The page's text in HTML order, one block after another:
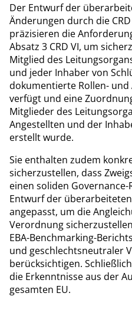
Der Entwurf der
Änderungen durch die
präzisieren die
Absatz 3 CRD VI, um
Mitglied des
und jeder Inhaber von
dokumentierte Rollen-
verfügt und eine
Mitglieder des
Angestellten und der
erstellt wurde.
Sie enthalten zudem
sicherzustellen, dass
einen soliden
Entwurf der
angepasst, um die
Verordnung
EBA-Benchmarking-
und geschlechtsneutraler
berücksichtigen.
die Erkenntnisse aus der
gesamten EU.